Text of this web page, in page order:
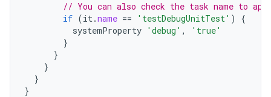
// You can also check the task name to
if (it.name == 'testDebugUnitTest' )
{
systemProperty 'debug' ,
'true'
}
}
}
}
}